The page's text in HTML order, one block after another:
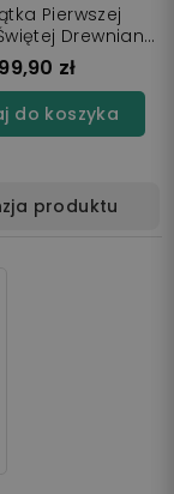
Pierwszej
Drewniana
Jezus z Dziećmi
99,90 zł
do koszyka
produktu